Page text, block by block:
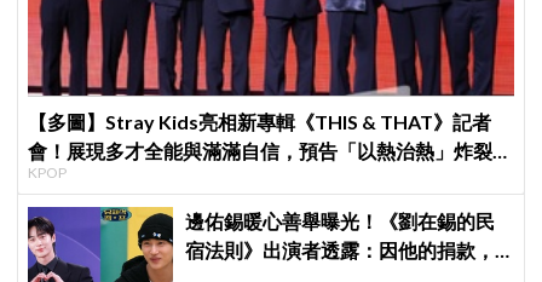
【多圖】Stray Kids亮相新專輯《THIS & THAT》記者
會！展現多才全能與滿滿自信，預告「以熱治熱」炸裂夏
日音樂圈
KPOP
邊佑錫暖心善舉曝光！《劉在錫的民
宿法則》出演者透露：因他的捐款，